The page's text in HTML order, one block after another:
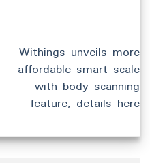
Withings unveils more
affordable smart scale
with body scanning
feature, details here